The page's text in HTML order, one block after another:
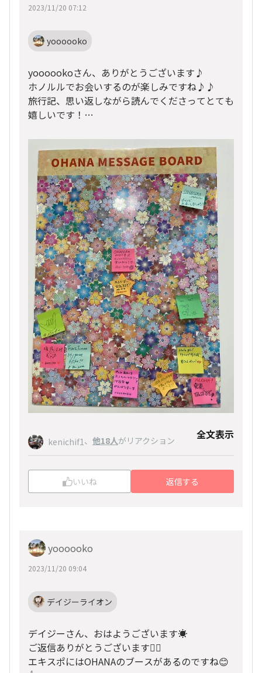
2023/11/20 07:12
yoooooko
yoooookoさん、ありがとうございます♪
ホノルルでお会いするのが楽しみですね♪♪
旅行記、思い返しながら読んでくださってとても
嬉しいです！
HANAのブースに行ってメッセージボードを撮り
ました。今後の旅行記では皆さんのメッセージが
行くたびに増えていきます♪
そのうち森川優トレーナーのテーピング講座も登
場します♪
内容量が多くて恐縮ですが続きも読んでいただけ
たら幸いです。
たくさんご経験のあるyoooookoさんのホノルル
話も現地でいっぱいお伺いしたいです☆彡
ード。まだ書き込みも少ない頃でした！
最初は隅に貼った「デイジーライオン」ですが友
人に「せっかくだからド真ん中にしたら！」と言
われて本当にド真ん中に貼りました（笑）
kenichif1、 他18人がリアクション 全文表示
いいね 返信する
yoooooko
2023/11/20 09:04
デイジーライオン
デイジーさん、おはようございます☀️
ご返信ありがとうございます🙇‍♀️
エキスポにはOHANAのブースがあるのですね😊